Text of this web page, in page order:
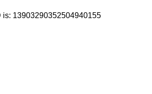
is: 13903290352504940155